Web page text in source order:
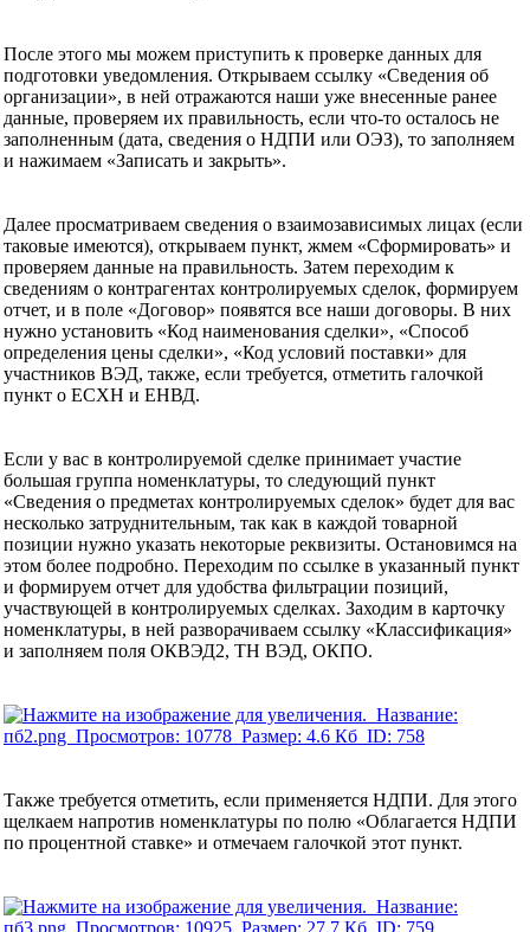
После этого мы можем приступить к проверке данных для
подготовки уведомления. Открываем ссылку «Сведения об
организации», в ней отражаются наши уже внесенные ранее
данные, проверяем их правильность, если что-то осталось не
заполненным (дата, сведения о НДПИ или ОЭЗ), то заполняем
и нажимаем «Записать и закрыть».
Далее просматриваем сведения о взаимозависимых лицах (если
таковые имеются), открываем пункт, жмем «Сформировать» и
проверяем данные на правильность. Затем переходим к
сведениям о контрагентах контролируемых сделок, формируем
отчет, и в поле «Договор» появятся все наши договоры. В них
нужно установить «Код наименования сделки», «Способ
определения цены сделки», «Код условий поставки» для
участников ВЭД, также, если требуется, отметить галочкой
пункт о ЕСХН и ЕНВД.
Если у вас в контролируемой сделке принимает участие
большая группа номенклатуры, то следующий пункт
«Сведения о предметах контролируемых сделок» будет для вас
несколько затруднительным, так как в каждой товарной
позиции нужно указать некоторые реквизиты. Остановимся на
этом более подробно. Переходим по ссылке в указанный пункт
и формируем отчет для удобства фильтрации позиций,
участвующей в контролируемых сделках. Заходим в карточку
номенклатуры, в ней разворачиваем ссылку «Классификация»
и заполняем поля ОКВЭД2, ТН ВЭД, ОКПО.
Также требуется отметить, если применяется НДПИ. Для этого
щелкаем напротив номенклатуры по полю «Облагается НДПИ
по процентной ставке» и отмечаем галочкой этот пункт.